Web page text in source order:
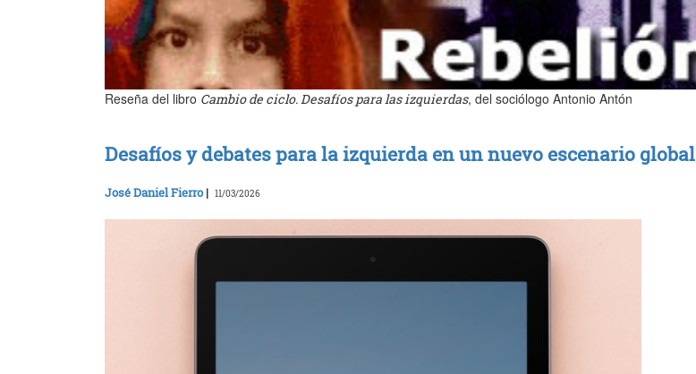
Reseña del libro Cambio de ciclo. Desafíos para las izquierdas, del sociólogo Antonio Antón
Desafíos y debates para la izquierda en un nuevo escenario global
José Daniel Fierro| 11/03/2026